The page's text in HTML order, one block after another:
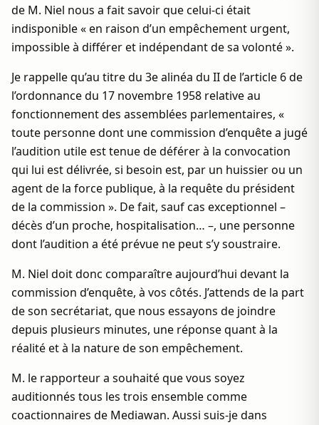
de M. Niel nous a fait savoir que celui-ci était
indisponible « en raison d’un empêchement urgent,
impossible à différer et indépendant de sa volonté ».
Je rappelle qu’au titre du 3e alinéa du II de l’article 6 de
l’ordonnance du 17 novembre 1958 relative au
fonctionnement des assemblées parlementaires, «
toute personne dont une commission d’enquête a jugé
l’audition utile est tenue de déférer à la convocation
qui lui est délivrée, si besoin est, par un huissier ou un
agent de la force publique, à la requête du président
de la commission ». De fait, sauf cas exceptionnel –
décès d’un proche, hospitalisation… –, une personne
dont l’audition a été prévue ne peut s’y soustraire.
M. Niel doit donc comparaître aujourd’hui devant la
commission d’enquête, à vos côtés. J’attends de la part
de son secrétariat, que nous essayons de joindre
depuis plusieurs minutes, une réponse quant à la
réalité et à la nature de son empêchement.
M. le rapporteur a souhaité que vous soyez
auditionnés tous les trois ensemble comme
coactionnaires de Mediawan. Aussi suis-je dans